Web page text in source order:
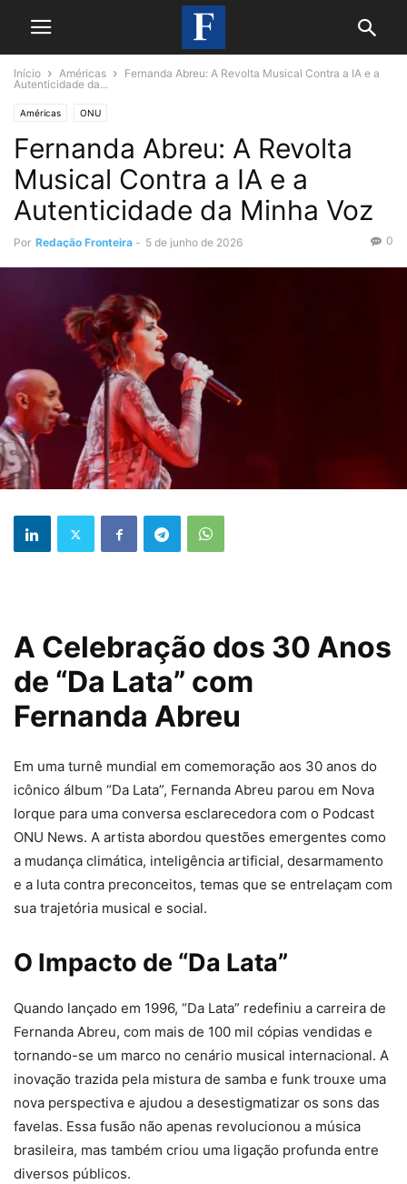
Início Américas
Fernanda Abreu: A Revolta Musical Contra a IA e a
Autenticidade da...
Américas ONU
Fernanda Abreu: A Revolta
Musical Contra a IA e a
Autenticidade da Minha Voz
Por Redação Fronteira - 5 de junho de 2026 0
A Celebração dos 30 Anos
de “Da Lata” com
Fernanda Abreu
Em uma turnê mundial em comemoração aos 30 anos do
icônico álbum “Da Lata”, Fernanda Abreu parou em Nova
Iorque para uma conversa esclarecedora com o Podcast
ONU News. A artista abordou questões emergentes como
a mudança climática, inteligência artificial, desarmamento
e a luta contra preconceitos, temas que se entrelaçam com
sua trajetória musical e social.
O Impacto de “Da Lata”
Quando lançado em 1996, “Da Lata” redefiniu a carreira de
Fernanda Abreu, com mais de 100 mil cópias vendidas e
tornando-se um marco no cenário musical internacional. A
inovação trazida pela mistura de samba e funk trouxe uma
nova perspectiva e ajudou a desestigmatizar os sons das
favelas. Essa fusão não apenas revolucionou a música
brasileira, mas também criou uma ligação profunda entre
diversos públicos.